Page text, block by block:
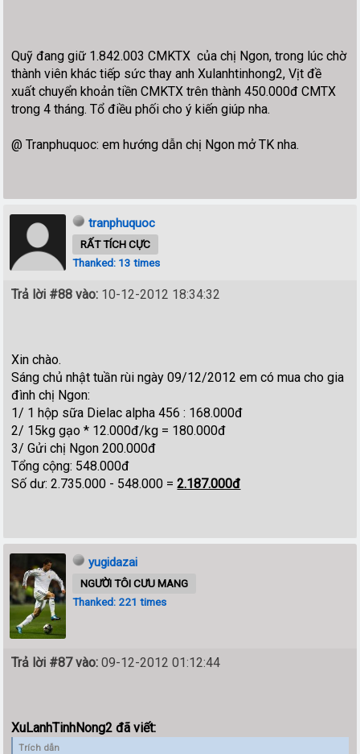
Quỹ đang giữ 1.842.003 CMKTX của chị Ngon, trong lúc chờ
thành viên khác tiếp sức thay anh Xulanhtinhong2, Vịt đề
xuất chuyển khoản tiền CMKTX trên thành 450.000đ CMTX
trong 4 tháng. Tổ điều phối cho ý kiến giúp nha.
@ Tranphuquoc: em hướng dẫn chị Ngon mở TK nha.
tranphuquoc
RẤT TÍCH CỰC
Thanked: 13 times
Trả lời #88 vào: 10-12-2012 18:34:32
Xin chào.
Sáng chủ nhật tuần rùi ngày 09/12/2012 em có mua cho gia
đình chị Ngon:
1/ 1 hộp sữa Dielac alpha 456 : 168.000đ
2/ 15kg gạo * 12.000đ/kg = 180.000đ
3/ Gửi chị Ngon 200.000đ
Tổng cộng: 548.000đ
Số dư: 2.735.000 - 548.000 =2.187.000đ
yugidazai
NGƯỜI TÔI CƯU MANG
Thanked: 221 times
Trả lời #87 vào: 09-12-2012 01:12:44
XuLanhTinhNong2 đã viết:
Trích dẫn